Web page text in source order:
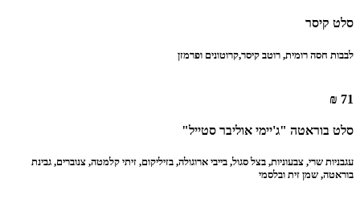
סלט קיסר
לבבות חסה רומית, רוטב קיסר,‏קרוטונים ופרמזן
71 ₪
סלט בוראטה "ג'יימי אוליבר סטייל"‏
עגבניות שרי, צבעוניות, בצל סגול, בייבי ארוגולה, בזיליקום, זיתי קלמטה, צנוברים, גבינת
בוראטה, שמן זית ובלסמי